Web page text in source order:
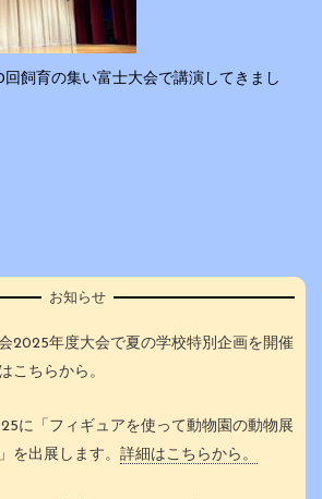
回飼育の集い富士大会で講演してきまし
お知らせ
2025年度大会で夏の学校特別企画を開催
こちらから。
に「フィギュアを使って動物園の動物展
を出展します。 詳細はこちらから。